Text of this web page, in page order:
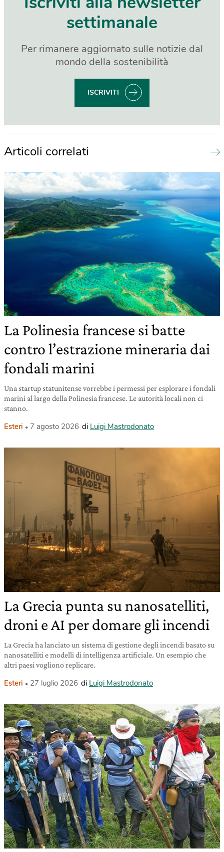
settimanale
Per rimanere aggiornato sulle notizie dal
mondo della sostenibilità
ISCRIVITI
Articoli correlati
La Polinesia francese si batte
contro l’estrazione mineraria dai
fondali marini
Una startup statunitense vorrebbe i permessi per esplorare i fondali
marini al largo della Polinesia francese. Le autorità locali non ci
stanno.
Esteri 7 agosto 2026 di Luigi Mastrodonato
La Grecia punta su nanosatelliti,
droni e AI per domare gli incendi
La Grecia ha lanciato un sistema di gestione degli incendi basato su
nanosatelliti e modelli di intelligenza artificiale. Un esempio che
altri paesi vogliono replicare.
Esteri 27 luglio 2026 di Luigi Mastrodonato